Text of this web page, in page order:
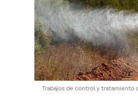
Trabajos de control y tratamiento